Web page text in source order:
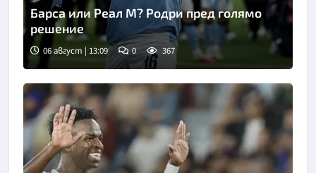
Барса или Реал М? Родри пред голямо
решение
06 август | 13:09 0 367